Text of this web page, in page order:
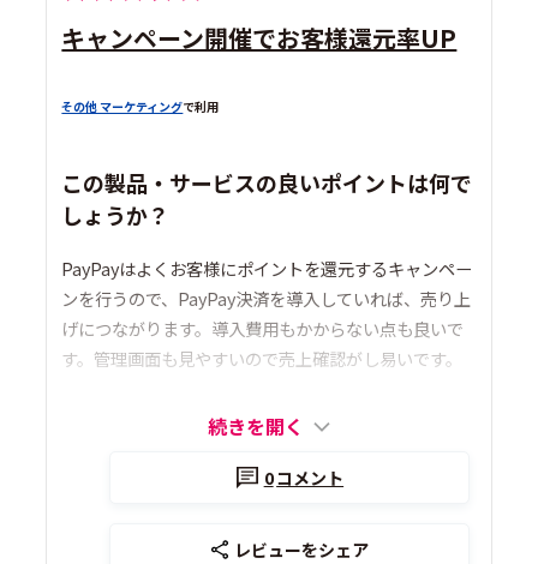
キャンペーン開催でお客様還元率UP
その他 マーケティングで利用
この製品・サービスの良いポイントは何で
しょうか？
PayPayはよくお客様にポイントを還元するキャンペー
ンを行うので、PayPay決済を導入していれば、売り上
げにつながります。導入費用もかからない点も良いで
す。管理画面も見やすいので売上確認がし易いです。
続きを開く
0コメント
レビューをシェア